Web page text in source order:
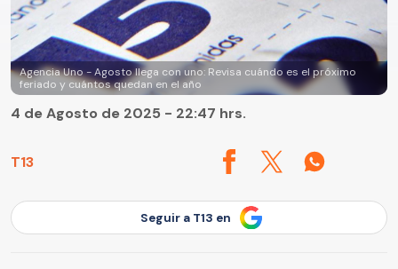
Agencia Uno - Agosto llega con uno: Revisa cuándo es el próximo
feriado y cuántos quedan en el año
T13
4 de Agosto de 2025 - 22:47 hrs.
Seguir a T13 en